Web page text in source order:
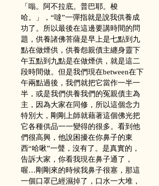
「嗡。阿不拉底。普巴耶。梭
哈。」，“噠”一彈指就是說我供養成
功了。所以最後在這邊要講時間的問
題，供養諸佛菩薩是早上是七點到九
點在做煙供，供養怨親債主纏身靈下
午五點到九點是在做煙供，就是這二
段時間做。但是我們現在between在下
午兩點過後，我們就把它當作一半一
半，或是我們供養我們的冤親債主為
主，因為大家在同修，所以這個念力
特別大，剛剛上師就藉著這個佛光把
它各種供品一一變得的很多。看到他
們很高興，他說困擾在你鼻子的東
西“哈啾”一聲，沒有了。是真實的，
告訴大家，你看我現在鼻子通了，
喔…剛剛來的時候我鼻子很塞，那這
一個口罩已經濕掉了，口水一大堆，